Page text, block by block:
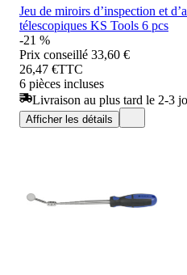
Jeu de miroirs d’inspection et
télescopiques KS Tools 6 pcs
-21 %
Prix conseillé 33,60 €
26,47 €TTC
6 pièces incluses
Livraison au plus tard le 2-3
Afficher les détails